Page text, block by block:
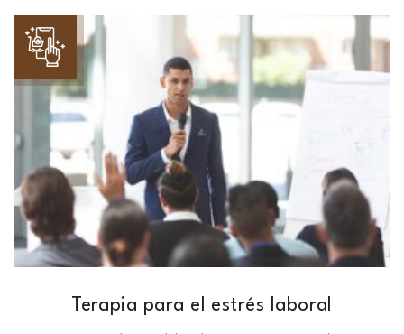
Terapia para el estrés laboral